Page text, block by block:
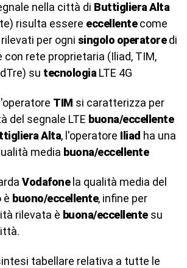
nella città di Buttigliera Alta
risulta essere eccellentecome
per ogni singolo operatoredi
rete proprietaria (Iliad, TIM,
su tecnologia LTE 4G
TIM si caratterizza per
del segnale LTE buona/eccellente
Alta, l'operatore Iliad ha una
media buona/eccellente
Vodafonela qualità media del
è buono/eccellente, infine per
rilevata è buona/eccellentesu
tabellare relativa a tutte le